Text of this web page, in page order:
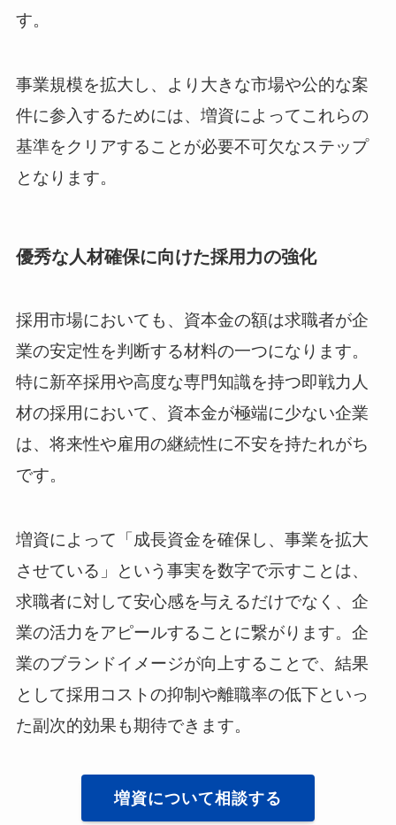
す。
事業規模を拡大し、より大きな市場や公的な案
件に参入するためには、増資によってこれらの
基準をクリアすることが必要不可欠なステップ
となります。
優秀な人材確保に向けた採用力の強化
採用市場においても、資本金の額は求職者が企
業の安定性を判断する材料の一つになります。
特に新卒採用や高度な専門知識を持つ即戦力人
材の採用において、資本金が極端に少ない企業
は、将来性や雇用の継続性に不安を持たれがち
です。
増資によって「成長資金を確保し、事業を拡大
させている」という事実を数字で示すことは、
求職者に対して安心感を与えるだけでなく、企
業の活力をアピールすることに繋がります。企
業のブランドイメージが向上することで、結果
として採用コストの抑制や離職率の低下といっ
た副次的効果も期待できます。
増資について相談する